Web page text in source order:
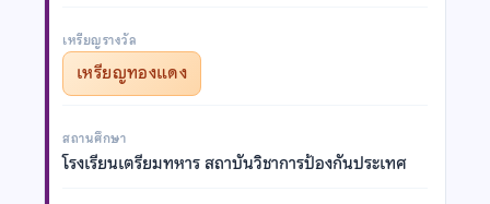
เหรียญรางวัล
เหรียญทองแดง
สถานศึกษา
โรงเรียนเตรียมทหาร สถาบันวิชาการป้องกันประเทศ